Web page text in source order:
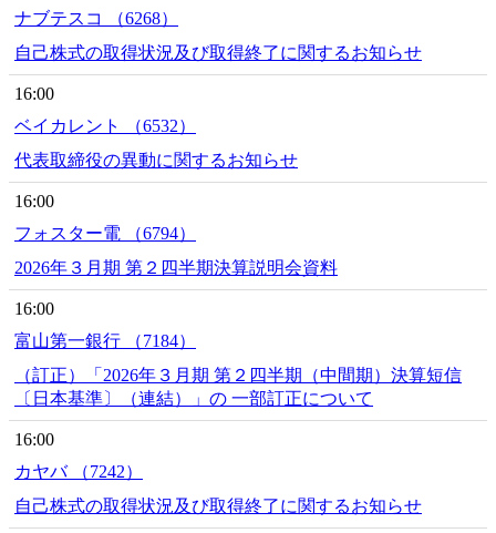
ナブテスコ （6268）
自己株式の取得状況及び取得終了に関するお知らせ
16:00
ベイカレント （6532）
代表取締役の異動に関するお知らせ
16:00
フォスター電 （6794）
2026年３月期 第２四半期決算説明会資料
16:00
富山第一銀行 （7184）
（訂正）「2026年３月期 第２四半期（中間期）決算短信
〔日本基準〕（連結）」の 一部訂正について
16:00
カヤバ （7242）
自己株式の取得状況及び取得終了に関するお知らせ